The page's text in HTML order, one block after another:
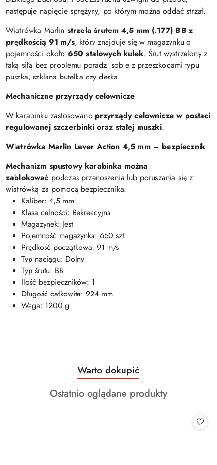
następuje napięcie sprężyny, po którym można oddać strzał.
Wiatrówka Marlin strzela śrutem 4,5 mm (.177) BB z
prędkością 91 m/s, który znajduje się w magazynku o
pojemności około 650 stalowych kulek. Śrut wystrzelony z
taką siłą bez problemu poradzi sobie z przeszkodami typu
puszka, szklana butelka czy deska.
Mechaniczne przyrządy celownicze
W karabinku zastosowano przyrządy celownicze w postaci
regulowanej szczerbinki oraz stałej muszki.
Wiatrówka Marlin Lever Action 4,5 mm – bezpiecznik
Mechanizm spustowy karabinka można
zablokować podczas przenoszenia lub poruszania się z
wiatrówką za pomocą bezpiecznika.
Kaliber: 4,5 mm
Klasa celności: Rekreacyjna
Magazynek: Jest
Pojemność magazynka: 650 szt
Prędkość początkowa: 91 m/s
Typ naciągu: Dolny
Typ śrutu: BB
Ilość bezpieczników: 1
Długość całkowita: 924 mm
Waga: 1200 g
Pomiń karuzelę produktów
Produkty
o
statusie:
Warto dokupić
Produkty
Ostatnio oglądane produkty